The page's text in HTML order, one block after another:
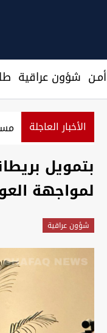
أمـن شؤون عراقية
الأخبار العاجلة
بتمويل
لمواجهة
شؤون عراقية